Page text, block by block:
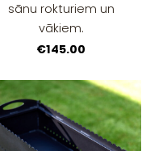
sānu rokturiem un
vākiem.
€145.00